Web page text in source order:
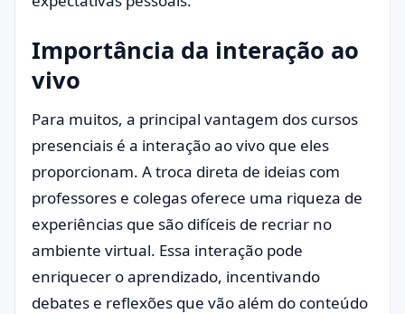
Importância da interação ao
vivo
Para muitos, a principal vantagem dos cursos
presenciais é a interação ao vivo que eles
proporcionam. A troca direta de ideias com
professores e colegas oferece uma riqueza de
experiências que são difíceis de recriar no
ambiente virtual. Essa interação pode
enriquecer o aprendizado, incentivando
debates e reflexões que vão além do conteúdo